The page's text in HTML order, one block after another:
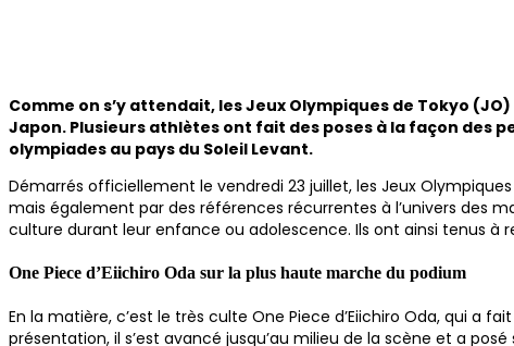
Comme on s’y attendait, les Jeux Olympiques de Tokyo
Japon. Plusieurs athlètes ont fait des poses à la façon des
olympiades au pays du Soleil Levant.
Démarrés officiellement le vendredi 23 juillet, les Jeux
mais également par des références récurrentes à l’univers des
culture durant leur enfance ou adolescence. Ils ont ainsi tenus à
One Piece d’Eiichiro Oda sur la plus haute marche du podium
En la matière, c’est le très culte One Piece d’Eiichiro Oda, qui a
présentation, il s’est avancé jusqu’au milieu de la scène et a